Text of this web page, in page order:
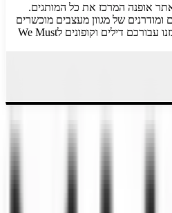
מרון אתר אופנה המרכז את כל המותגים.
של מגוון מעצבים מוכשרים
מרחבי העולם. גם בדיל קופון ריכזנו עבורכם דילים וקופונים לWe Must